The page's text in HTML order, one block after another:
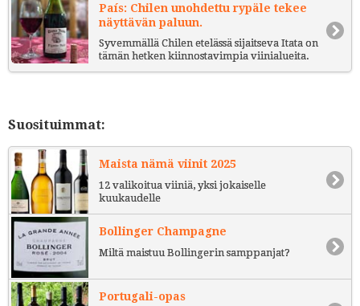
País: Chilen unohdettu rypäle tekee
näyttävän paluun.
Syvemmällä Chilen etelässä sijaitseva Itata on
tämän hetken kiinnostavimpia viinialueita.
Suosituimmat:
Maista nämä viinit 2025
12 valikoitua viiniä, yksi jokaiselle
kuukaudelle
Bollinger Champagne
Miltä maistuu Bollingerin samppanjat?
Portugali-opas